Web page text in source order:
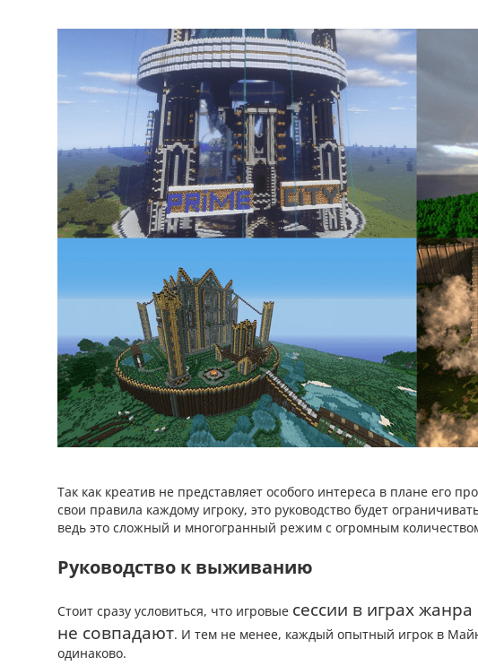
Так как креатив не представляет особого интереса в плане его
свои правила каждому игроку, это руководство будет
ведь это сложный и многогранный режим с огромным
Руководство к выживанию
Стоит сразу условиться, что игровые сессии в играх
не совпадают. И тем не менее, каждый опытный игрок в
одинаково.